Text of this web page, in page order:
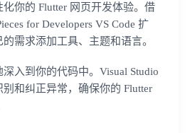
你的 Flutter 网页开发体验。借
for Developers VS Code 扩
需求添加工具、主题和语言。
入到你的代码中。Visual Studio
和纠正异常，确保你的 Flutter